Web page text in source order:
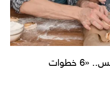
طريقة عمل سينابون بايتس.. «6 خطوات